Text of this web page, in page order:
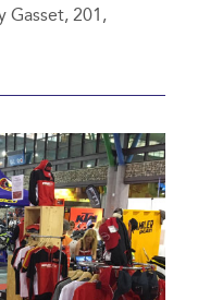
Gasset, 201,